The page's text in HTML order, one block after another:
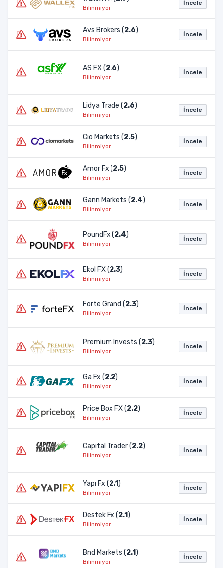
Bilinmiyor
İncele
Avs Brokers (2.6)
Bilinmiyor
İncele
AS FX (2.6)
Bilinmiyor
İncele
Lidya Trade (2.6)
Bilinmiyor
İncele
Cio Markets (2.5)
Bilinmiyor
İncele
Amor Fx (2.5)
Bilinmiyor
İncele
Gann Markets (2.4)
Bilinmiyor
İncele
PoundFx (2.4)
Bilinmiyor
İncele
Ekol FX (2.3)
Bilinmiyor
İncele
Forte Grand (2.3)
Bilinmiyor
İncele
Premium Invests (2.3)
Bilinmiyor
İncele
Ga Fx (2.2)
Bilinmiyor
İncele
Price Box FX (2.2)
Bilinmiyor
İncele
Capital Trader (2.2)
Bilinmiyor
İncele
Yapı Fx (2.1)
Bilinmiyor
İncele
Destek Fx (2.1)
Bilinmiyor
İncele
Bnd Markets (2.1)
Bilinmiyor
İncele